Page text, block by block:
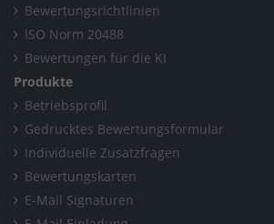
Bewertungsrichtlinien
ISO Norm 20488
Bewertungen für die KI
Produkte
Betriebsprofil
Gedrucktes Bewertungsformular
Individuelle Zusatzfragen
Bewertungskarten
E-Mail Signaturen